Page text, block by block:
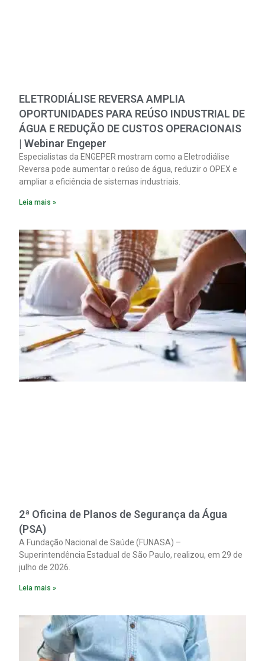
ELETRODIÁLISE REVERSA AMPLIA
OPORTUNIDADES PARA REÚSO INDUSTRIAL DE
ÁGUA E REDUÇÃO DE CUSTOS OPERACIONAIS
| Webinar Engeper
Especialistas da ENGEPER mostram como a Eletrodiálise
Reversa pode aumentar o reúso de água, reduzir o OPEX e
ampliar a eficiência de sistemas industriais.
Leia mais »
2ª Oficina de Planos de Segurança da Água
(PSA)
A Fundação Nacional de Saúde (FUNASA) –
Superintendência Estadual de São Paulo, realizou, em 29 de
julho de 2026.
Leia mais »